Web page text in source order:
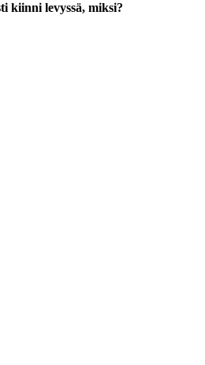
kiinni levyssä, miksi?